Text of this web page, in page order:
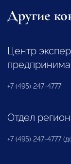
Другие
Центр
+7 (495) 247-4777
Отдел
+7 (495) 247-4777